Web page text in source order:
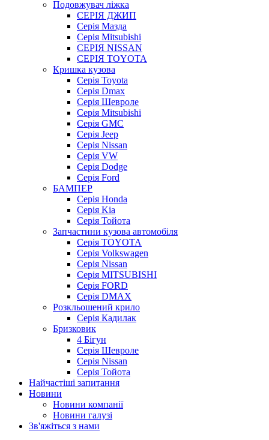
Подовжувач ліжка
СЕРІЯ ДЖИП
Серія Мазда
Серія Mitsubishi
СЕРІЯ NISSAN
СЕРІЯ TOYOTA
Кришка кузова
Серія Toyota
Серія Dmax
Серія Шевроле
Серія Mitsubishi
Серія GMC
Серія Jeep
Серія Nissan
Серія VW
Серія Dodge
Серія Ford
БАМПЕР
Серія Honda
Серія Kia
Серія Тойота
Запчастини кузова автомобіля
Серія TOYOTA
Серія Volkswagen
Серія Nissan
Серія MITSUBISHI
Серія FORD
Серія DMAX
Розкльошений крило
Серія Кадилак
Бризковик
4 Бігун
Серія Шевроле
Серія Nissan
Серія Тойота
Найчастіші запитання
Новини
Новини компанії
Новини галузі
Зв'яжіться з нами